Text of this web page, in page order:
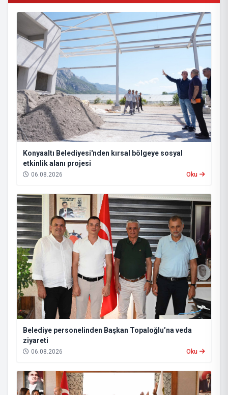
Konyaaltı Belediyesi'nden kırsal bölgeye sosyal
etkinlik alanı projesi
06.08.2026 Oku
Belediye personelinden Başkan Topaloğlu’na veda
ziyareti
06.08.2026 Oku